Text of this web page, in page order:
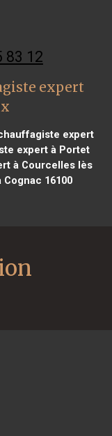
83 12
expert
expert
expert à Portet
à Courcelles lès
16100